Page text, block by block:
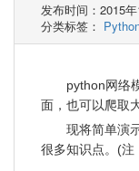
发布时间：2015
分类标签：
python网络
面，也可以爬取
现将简单演
很多知识点。(注